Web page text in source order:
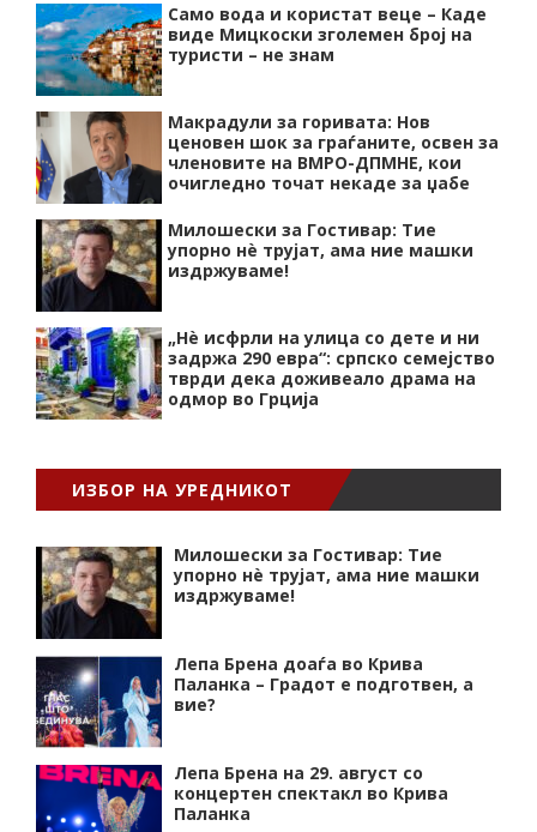
Само вода и користат веце – Каде
виде Мицкоски зголемен број на
туристи – не знам
Макрадули за горивата: Нов
ценовен шок за граѓаните, освен за
членовите на ВМРО-ДПМНЕ, кои
очигледно точат некаде за џабе
Милошески за Гостивар: Тие
упорно нѐ трујат, ама ние машки
издржуваме!
„Нѐ исфрли на улица со дете и ни
задржа 290 евра“: српско семејство
тврди дека доживеало драма на
одмор во Грција
ИЗБОР НА УРЕДНИКОТ
Милошески за Гостивар: Тие
упорно нѐ трујат, ама ние машки
издржуваме!
Лепа Брена доаѓа во Крива
Паланка – Градот е подготвен, а
вие?
Лепа Брена на 29. август со
концертен спектакл во Крива
Паланка